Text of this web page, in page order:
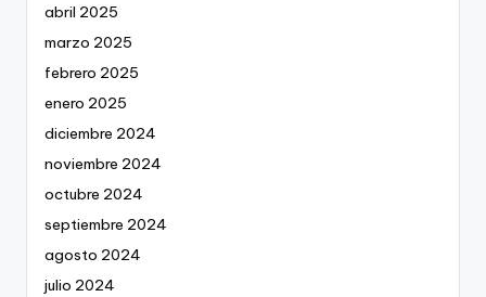
abril 2025
marzo 2025
febrero 2025
enero 2025
diciembre 2024
noviembre 2024
octubre 2024
septiembre 2024
agosto 2024
julio 2024